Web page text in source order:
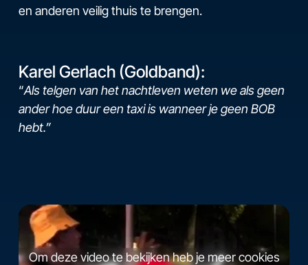
en anderen veilig thuis te brengen.
Karel Gerlach (Goldband):
“Als telgen van het nachtleven weten we als geen
ander hoe duur een taxi is wanneer je geen BOB
hebt.”
Om deze video te bekijken heb je meer cookies